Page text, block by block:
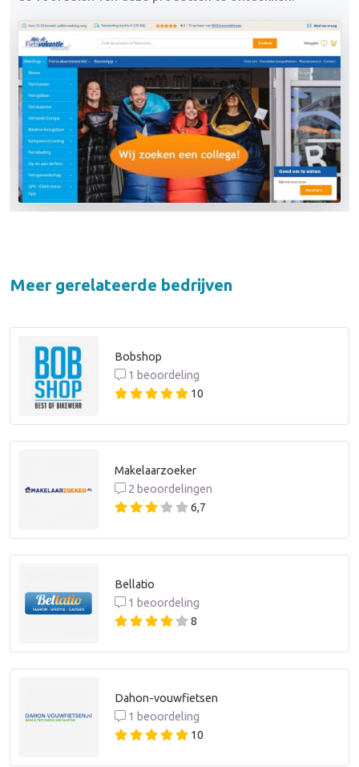
Meer gerelateerde bedrijven
Bobshop
1 beoordeling
10
Makelaarzoeker
2 beoordelingen
6,7
Bellatio
1 beoordeling
8
Dahon-vouwfietsen
1 beoordeling
10